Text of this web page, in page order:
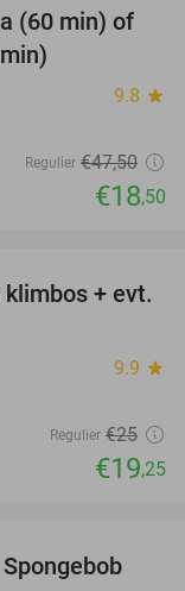
61%
(60 min) of
9.8 star
Regulier €47,50
€18,50
23%
+ evt.
9.9 star
Regulier €25
€19,25
27%